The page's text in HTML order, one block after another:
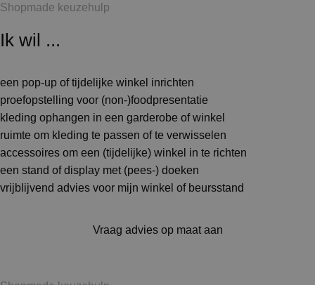
Shopmade keuzehulp
Ik wil ...
een pop-up of tijdelijke winkel inrichten
proefopstelling voor (non-)foodpresentatie
kleding ophangen in een garderobe of winkel
ruimte om kleding te passen of te verwisselen
accessoires om een (tijdelijke) winkel in te richten
een stand of display met (pees-) doeken
vrijblijvend advies voor mijn winkel of beursstand
Vraag advies op maat aan